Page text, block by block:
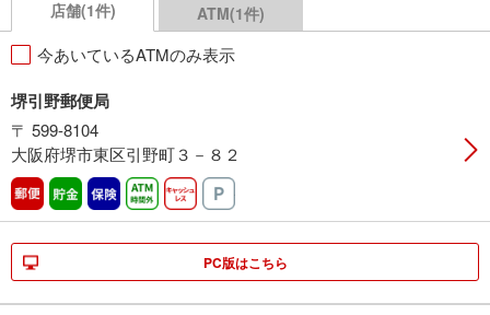
店舗(1件) ATM(1件)
今あいているATMのみ表示
堺引野郵便局
〒 599-8104
大阪府堺市東区引野町３－８２
郵便 貯金 保険 ATM時間外キャッシュレス
PC版はこちら